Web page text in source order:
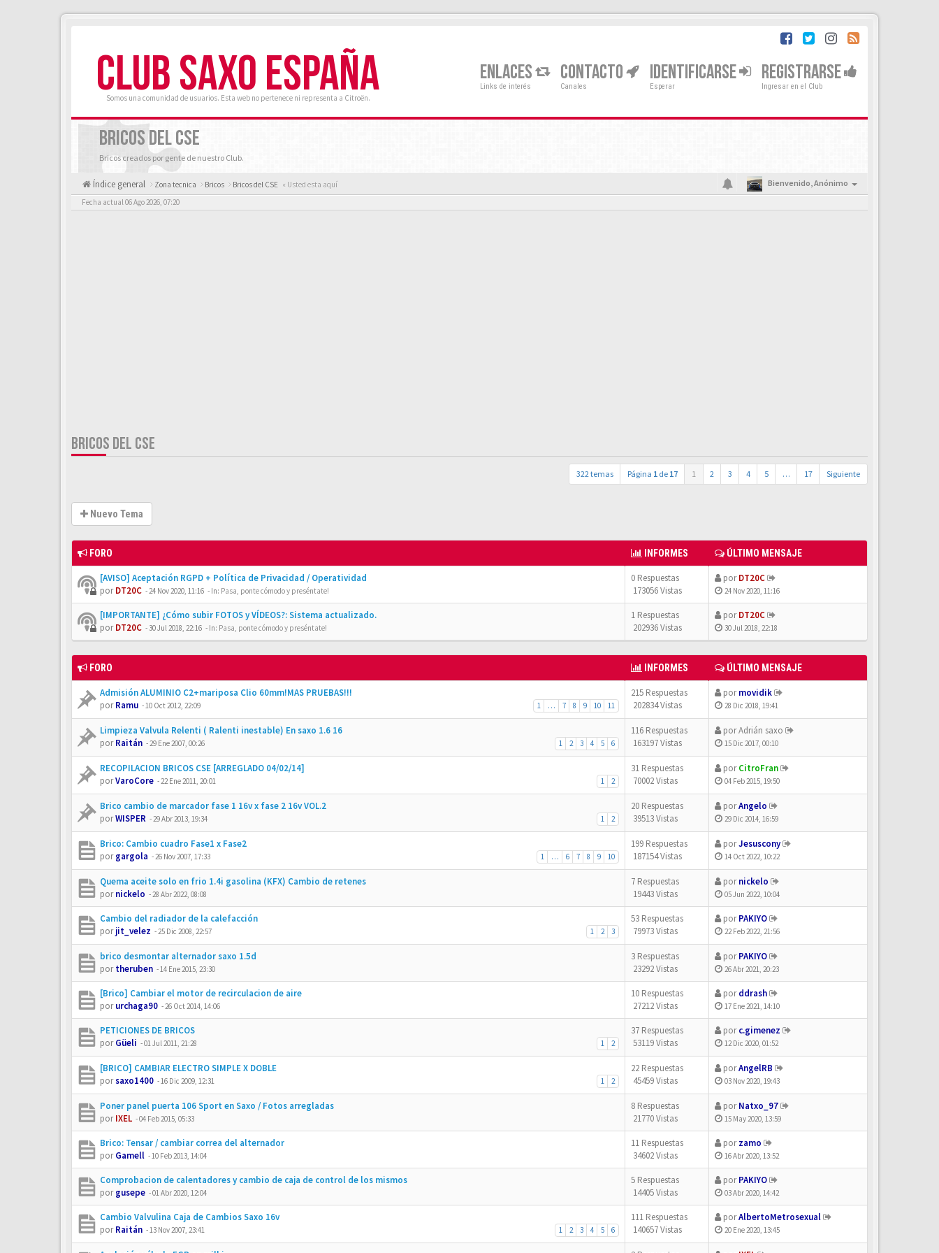
CLUB SAXO ESPAÑA
Somos una comunidad de usuarios. Esta web no pertenece ni representa a Citroën.
ENLACES
Links de interés
CONTACTO
Canales
IDENTIFICARSE
Esperar
REGISTRARSE
Ingresar en el Club
BRICOS DEL CSE
Bricos creados por gente de nuestro Club.
Índice general Zona tecnica Bricos Bricos del CSE « Usted esta aquí Bienvenido,Anónimo
Fecha actual 06 Ago 2026, 07:20
BRICOS DEL CSE
322 temas Página 1 de 17 1 2 3 4 5 … 17 Siguiente
Nuevo Tema
FORO INFORMES ÚLTIMO MENSAJE
[AVISO] Aceptación RGPD + Política de Privacidad / Operatividad
porDT20C -24 Nov 2020, 11:16 - In: Pasa, ponte cómodo y preséntate!
0 Respuestas
173056 Vistas
porDT20C
24 Nov 2020, 11:16
[IMPORTANTE] ¿Cómo subir FOTOS y VÍDEOS?: Sistema actualizado.
porDT20C - 30 Jul 2018, 22:16 - In: Pasa, ponte cómodo y preséntate!
1 Respuestas
202936 Vistas
porDT20C
30 Jul 2018, 22:18
FORO INFORMES ÚLTIMO MENSAJE
Admisión ALUMINIO C2+mariposa Clio 60mm!MAS PRUEBAS!!!
1 … 7 8 9 10 11
porRamu -10 Oct 2012, 22:09
215 Respuestas
202834 Vistas
pormovidik
28 Dic 2018, 19:41
Limpieza Valvula Relenti ( Ralenti inestable) En saxo 1.6 16
1 2 3 4 5 6
porRaitán -29 Ene 2007, 00:26
116 Respuestas
163197 Vistas
porAdrián saxo
15 Dic 2017, 00:10
RECOPILACION BRICOS CSE [ARREGLADO 04/02/14]
1 2
porVaroCore -22 Ene 2011, 20:01
31 Respuestas
70002 Vistas
porCitroFran
04 Feb 2015, 19:50
Brico cambio de marcador fase 1 16v x fase 2 16v VOL.2
1 2
porWISPER -29 Abr 2013, 19:34
20 Respuestas
39513 Vistas
porAngelo
29 Dic 2014, 16:59
Brico: Cambio cuadro Fase1 x Fase2
1 … 6 7 8 9 10
porgargola -26 Nov 2007, 17:33
199 Respuestas
187154 Vistas
porJesuscony
14 Oct 2022, 10:22
Quema aceite solo en frio 1.4i gasolina (KFX) Cambio de retenes
pornickelo -28 Abr 2022, 08:08
7 Respuestas
19443 Vistas
pornickelo
05 Jun 2022, 10:04
Cambio del radiador de la calefacción
1 2 3
porjit_velez -25 Dic 2008, 22:57
53 Respuestas
79973 Vistas
porPAKIYO
22 Feb 2022, 21:56
brico desmontar alternador saxo 1.5d
portheruben -14 Ene 2015, 23:30
3 Respuestas
23292 Vistas
porPAKIYO
26 Abr 2021, 20:23
[Brico] Cambiar el motor de recirculacion de aire
porurchaga90 -26 Oct 2014, 14:06
10 Respuestas
27212 Vistas
porddrash
17 Ene 2021, 14:10
PETICIONES DE BRICOS
1 2
porGüeli -01 Jul 2011, 21:28
37 Respuestas
53119 Vistas
porc.gimenez
12 Dic 2020, 01:52
[BRICO] CAMBIAR ELECTRO SIMPLE X DOBLE
1 2
porsaxo1400 -16 Dic 2009, 12:31
22 Respuestas
45459 Vistas
porAngelRB
03 Nov 2020, 19:43
Poner panel puerta 106 Sport en Saxo / Fotos arregladas
porIXEL -04 Feb 2015, 05:33
8 Respuestas
21770 Vistas
porNatxo_97
15 May 2020, 13:59
Brico: Tensar / cambiar correa del alternador
porGamell -10 Feb 2013, 14:04
11 Respuestas
34602 Vistas
porzamo
16 Abr 2020, 13:52
Comprobacion de calentadores y cambio de caja de control de los mismos
porgusepe -01 Abr 2020, 12:04
5 Respuestas
14405 Vistas
porPAKIYO
03 Abr 2020, 14:42
Cambio Valvulina Caja de Cambios Saxo 16v
1 2 3 4 5 6
porRaitán -13 Nov 2007, 23:41
111 Respuestas
140657 Vistas
porAlbertoMetrosexual
20 Ene 2020, 13:45